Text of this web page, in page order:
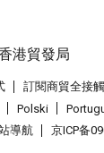
訂閱商貿全接
Polski
導航 京ICP备